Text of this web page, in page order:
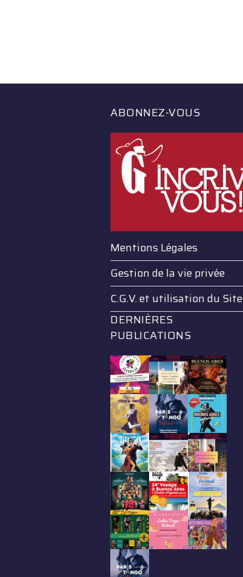
ABONNEZ-VOUS
Mentions Légales
Gestion de la vie privée
C.G.V. et utilisation du Site
DERNIÈRES
PUBLICATIONS